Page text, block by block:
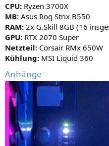
CPU: Ryzen 3700X
MB: Asus Rog Strix B550
RAM: 2x G.Skill 8GB (16
GPU: RTX 2070 Super
Netzteil: Corsair RMx 650W
Kühlung: MSI Liquid 360
Anhänge